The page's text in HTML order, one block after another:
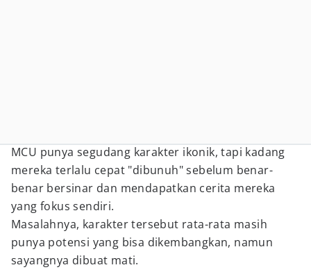
MCU punya segudang karakter ikonik, tapi kadang
mereka terlalu cepat "dibunuh" sebelum benar-
benar bersinar dan mendapatkan cerita mereka
yang fokus sendiri.
Masalahnya, karakter tersebut rata-rata masih
punya potensi yang bisa dikembangkan, namun
sayangnya dibuat mati.